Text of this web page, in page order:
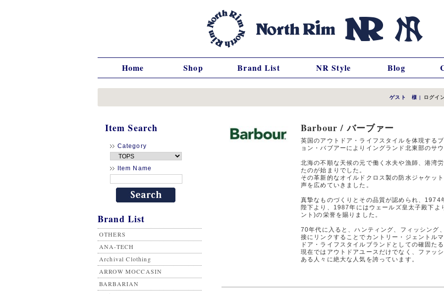
Home Shop Brand List NR Style Blog
ゲスト 様 | ログイ
Item Search
Category
Item Name
Brand List
OTHERS
ANA-TECH
Archival Clothing
ARROW MOCCASIN
BARBARIAN
Barbour / バーブァー
英国のアウトドア・ライフスタイルを体現する
ョン・バブアーによりイングランド北東部のサ
北海の不順な天候の元で働く水夫や漁師、港湾
たのが始まりでした。
その革新的なオイルドクロス製の防水ジャケッ
声を広めていきました。
真摯なものづくりとその品質が認められ、
陛下より、1987年にはウェールズ皇太子殿下よ
ント)の栄誉を賜りました。
70年代に入ると、ハンティング、フィッシング
接にリンクすることでカントリー・ジェントル
ドア・ライフスタイルブランドとしての確固た
現在ではアウトドアユースだけでなく、ファッ
ある人々に絶大な人気を誇っています。